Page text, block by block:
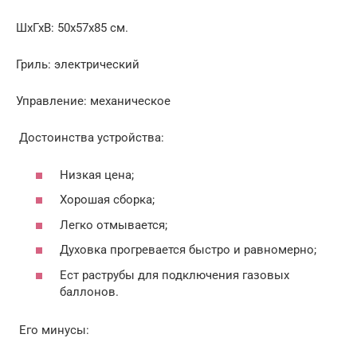
ШхГхВ: 50x57x85 см.
Гриль: электрический
Управление: механическое
Достоинства устройства:
Низкая цена;
Хорошая сборка;
Легко отмывается;
Духовка прогревается быстро и равномерно;
Ест раструбы для подключения газовых
баллонов.
Его минусы: